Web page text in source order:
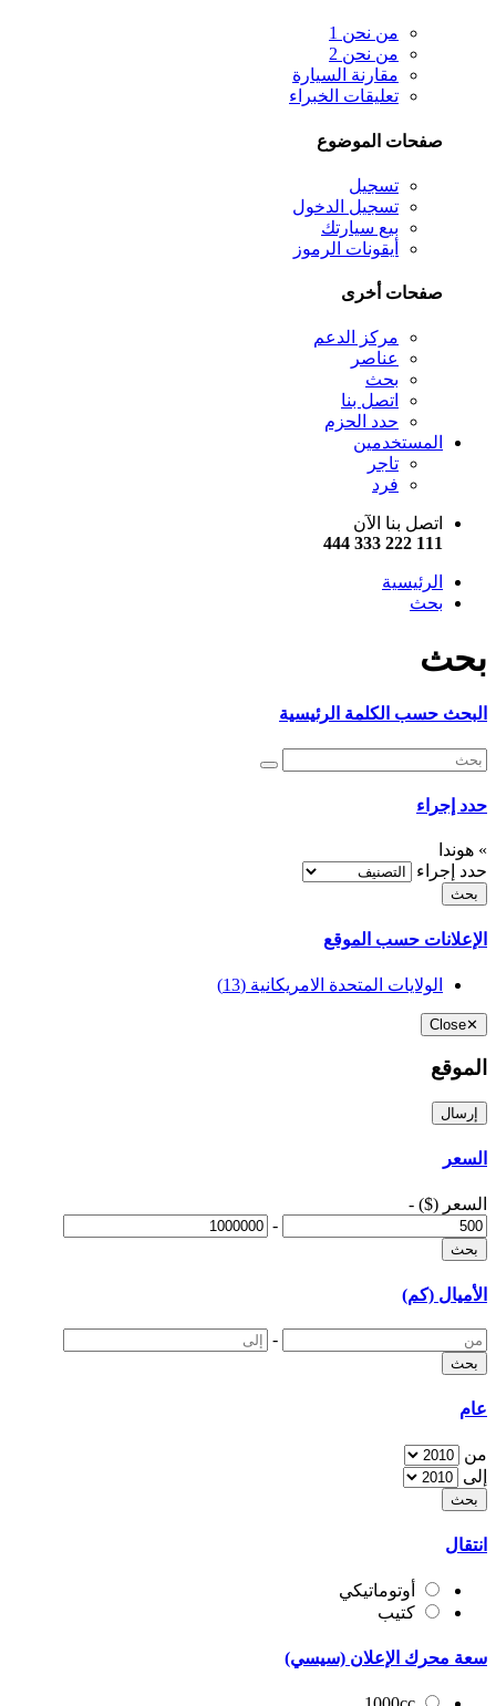
من نحن 1
من نحن 2
مقارنة السيارة
تعليقات الخبراء
صفحات الموضوع
تسجيل
تسجيل الدخول
بيع سيارتك
أيقونات الرموز
صفحات أخرى
مركز الدعم
عناصر
بحث
اتصل بنا
حدد الحزم
المستخدمين
تاجر
فرد
اتصل بنا الآن
111 222 333 444
الرئيسية
بحث
بحث
البحث حسب الكلمة الرئيسية
حدد إجراء
» هوندا
حدد إجراء
الإعلانات حسب الموقع
الولايات المتحدة الامريكانية (13)
✕
Close
الموقع
إرسال
السعر
السعر ($) -
-
الأميال (كم)
-
عام
من
إلى
انتقال
أوتوماتيكي
كتيب
سعة محرك الإعلان (سيسي)